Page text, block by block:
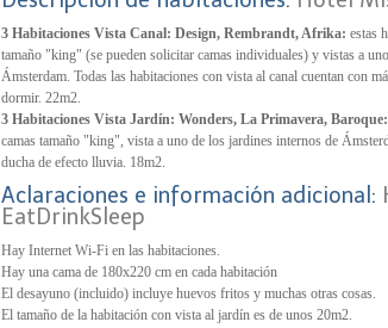
3 Habitaciones Vista Canal: Design, Rembrandt, Afrika: estas
tamaño "king" (se pueden solicitar camas individuales) y vistas a
Ámsterdam. Todas las habitaciones con vista al canal cuentan con
dormir. 22m2.
3 Habitaciones Vista Jardín: Wonders, La Primavera, Baroque:
camas tamaño "king", vista a uno de los jardines internos de
ducha de efecto lluvia. 18m2.
Aclaraciones e información adicional:
EatDrinkSleep
Hay Internet Wi-Fi en las habitaciones.
Hay una cama de 180x220 cm en cada habitación
El desayuno (incluido) incluye huevos fritos y muchas otras cosas.
El tamaño de la habitación con vista al jardín es de unos 20m2.